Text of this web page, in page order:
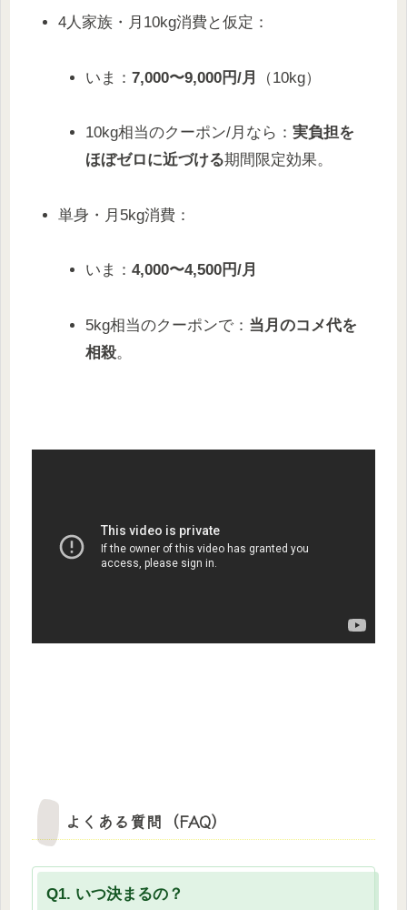
4人家族・月10kg消費と仮定：
いま： 7,000〜9,000円/月 （10kg）
10kg相当のクーポン/月なら： 実負担を
ほぼゼロに近づける期間限定効果。
単身・月5kg消費：
いま： 4,000〜4,500円/月
5kg相当のクーポンで： 当月のコメ代を
相殺。
よくある質問（FAQ）
Q1. いつ決まるの？